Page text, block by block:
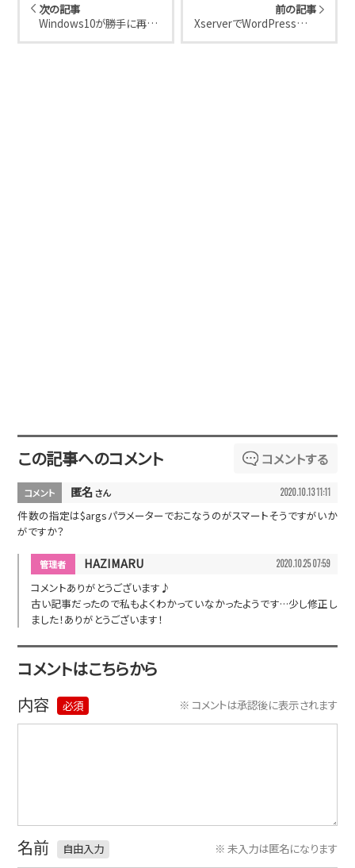
次の記事
Windows10が勝手に再起
動しないように設定する
前の記事
XserverでWordPressを自
動インストールする方法
この記事へのコメント コメントする
匿名
件数の指定は$argsパラメーターでおこなうのがスマートそうですがいか
がですか？
2020.10.13 11:11
HAZIMARU
コメントありがとうございます♪
古い記事だったので私もよくわかっていなかったようです…少し修正し
ました！ありがとうございます！
2020.10.25 07:59
コメントはこちらから
内容
必須 コメントは承認後に表示されます
名前 自由入力 未入力は匿名になります